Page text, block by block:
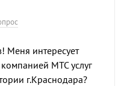
Меня интересует
МТС услуг
г.Краснодара?